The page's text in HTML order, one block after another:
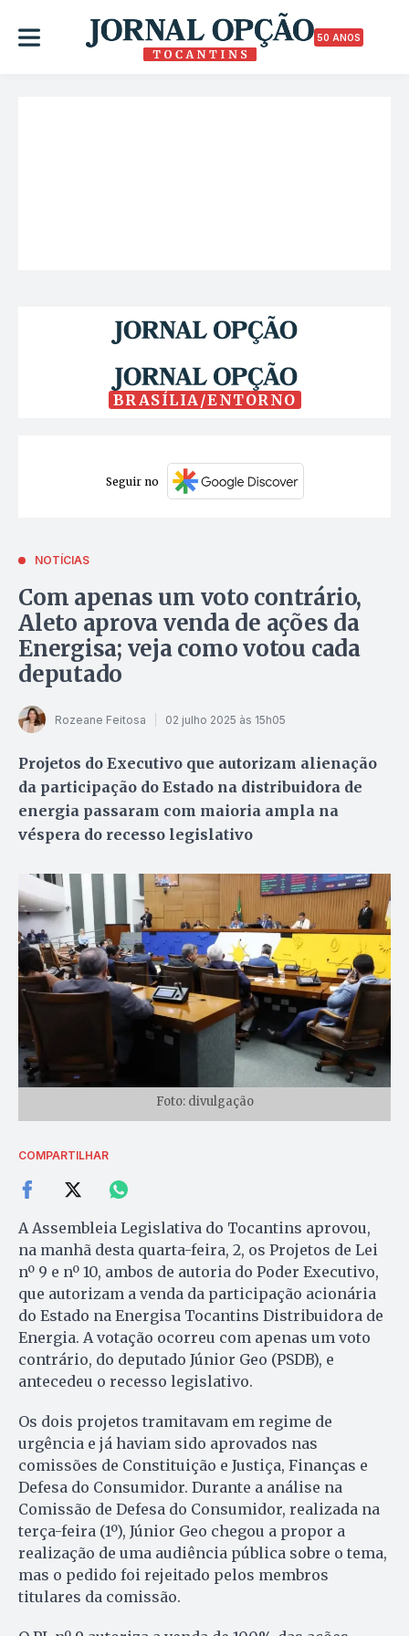
50 ANOS
BRASÍLIA/ENTORNO
Seguir no
NOTÍCIAS
Com apenas um voto contrário,
Aleto aprova venda de ações da
Energisa; veja como votou cada
deputado
Rozeane Feitosa 02 julho 2025 às 15h05
Projetos do Executivo que autorizam alienação
da participação do Estado na distribuidora de
energia passaram com maioria ampla na
véspera do recesso legislativo
Foto: divulgação
COMPARTILHAR
A Assembleia Legislativa do Tocantins aprovou,
na manhã desta quarta-feira, 2, os Projetos de Lei
nº 9 e nº 10, ambos de autoria do Poder Executivo,
que autorizam a venda da participação acionária
do Estado na Energisa Tocantins Distribuidora de
Energia. A votação ocorreu com apenas um voto
contrário, do deputado Júnior Geo (PSDB), e
antecedeu o recesso legislativo.
Os dois projetos tramitavam em regime de
urgência e já haviam sido aprovados nas
comissões de Constituição e Justiça, Finanças e
Defesa do Consumidor. Durante a análise na
Comissão de Defesa do Consumidor, realizada na
terça-feira (1º), Júnior Geo chegou a propor a
realização de uma audiência pública sobre o tema,
mas o pedido foi rejeitado pelos membros
titulares da comissão.